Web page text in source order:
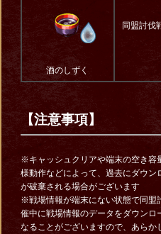
酒のしずく
同盟討伐
【注意事項】
※キャッシュクリアや端末の空き容
様動作などによって、過去にダウン
が破棄される場合がございます
※戦場情報が端末にない状態で同盟
催中に戦場情報のデータをダウンロ
なることがございますので、あら